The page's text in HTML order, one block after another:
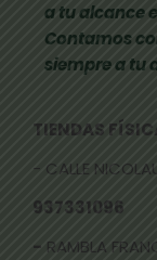
a tu alcance
Contamos
siempre a tu
TIENDAS
- CALLE
937331096
- RAMBLA